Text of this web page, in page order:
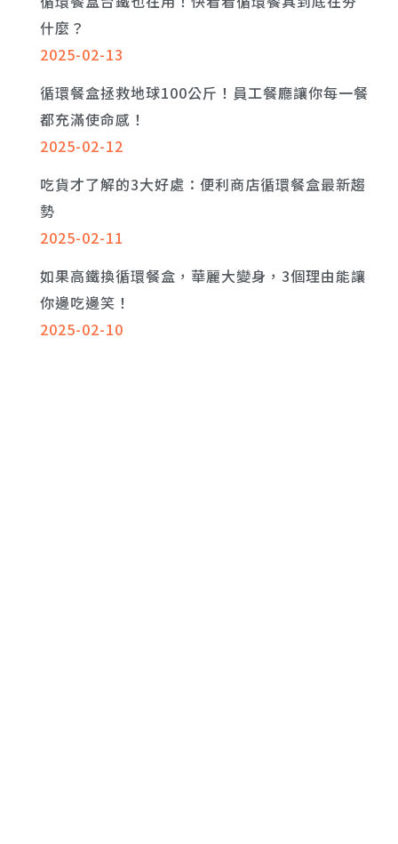
什麼？
2025-02-13
循環餐盒拯救地球100公斤！員工餐廳讓你每一餐
都充滿使命感！
2025-02-12
吃貨才了解的3大好處：便利商店循環餐盒最新趨
勢
2025-02-11
如果高鐵換循環餐盒，華麗大變身，3個理由能讓
你邊吃邊笑！
2025-02-10